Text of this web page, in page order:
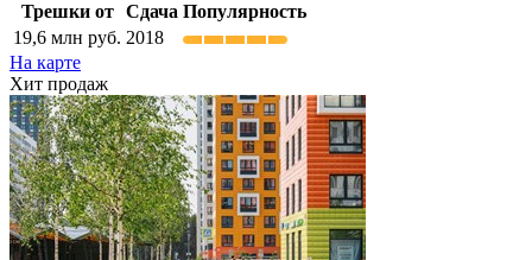
Трешки от Сдача Популярность
19,6 млн руб. 2018
На карте
Хит продаж